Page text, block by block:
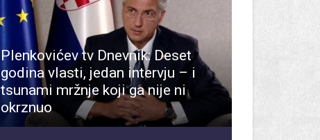
Plenkovićev tv Dnevnik: Deset
godina vlasti, jedan intervju – i
tsunami mržnje koji ga nije ni
okrznuo